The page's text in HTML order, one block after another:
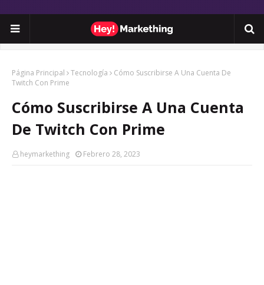
Página Principal Tecnología
Cómo Suscribirse A Una Cuenta De
Twitch Con Prime
Cómo Suscribirse A Una Cuenta
De Twitch Con Prime
heymarkething Febrero 28, 2023